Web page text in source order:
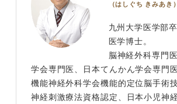
（はしぐち きみあき）
九州大学医学部卒
医学博士。
脳神経外科専門
学会専門医、日本てんかん学会専門
機能神経外科学会機能的定位脳手術
神経刺激療法資格認定、日本小児神